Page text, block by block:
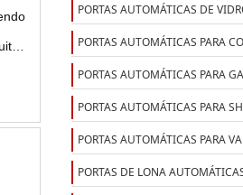
PORTAS AUTOMÁTICAS DE
PORTAS AUTOMÁTICAS PARA
PORTAS AUTOMÁTICAS PARA
PORTAS AUTOMÁTICAS PARA
PORTAS AUTOMÁTICAS PARA
PORTAS DE LONA